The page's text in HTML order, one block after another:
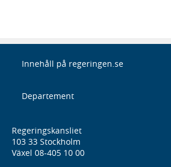
Innehåll på regeringen.se
Departement
Regeringskansliet
103 33 Stockholm
Växel 08-405 10 00